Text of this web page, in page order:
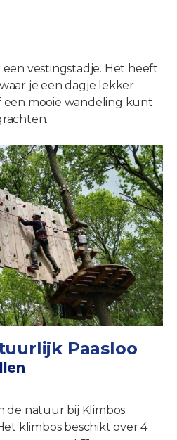
vestingstadje. Het heeft
je een dagje lekker
mooie wandeling kunt
Paasloo
de natuur bij Klimbos
klimbos beschikt over 4